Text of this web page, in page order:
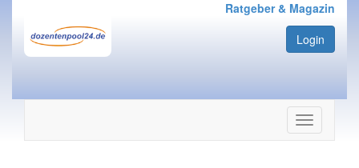
Ratgeber & Magazin
Login
Navigation
ein-/